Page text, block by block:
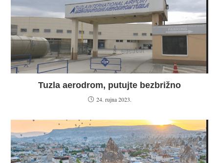
Tuzla aerodrom, putujte bezbrižno
24. rujna 2023.